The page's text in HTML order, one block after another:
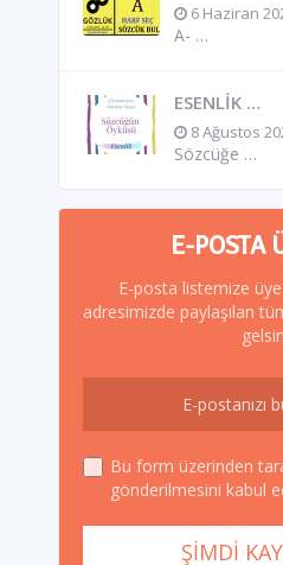
6 Haziran
A- …
ESENLİK …
8 Ağustos
Sözcüğe …
E-POSTA
E-posta listemize
adresimizde paylaşılan
Bu form üzerinden
gönderilmesini kabul